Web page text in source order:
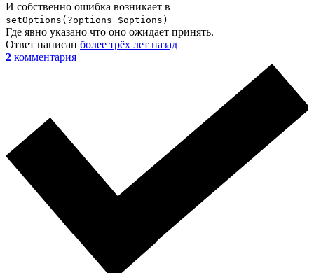
И собственно ошибка возникает в
setOptions(?options $options)
Где явно указано что оно ожидает принять.
Ответ написан более трёх лет назад
2 комментария